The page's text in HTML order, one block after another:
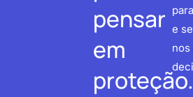
pensar
em
proteção.
e
nos